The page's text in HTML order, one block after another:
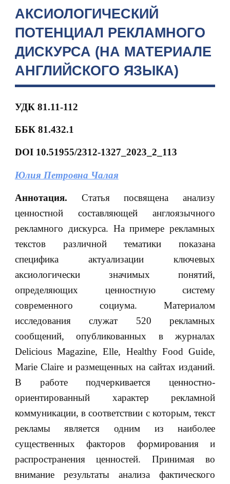
АКСИОЛОГИЧЕСКИЙ
ПОТЕНЦИАЛ РЕКЛАМНОГО
ДИСКУРСА (НА МАТЕРИАЛЕ
АНГЛИЙСКОГО ЯЗЫКА)
УДК 81.11-112
ББК81.432.1
DOI10.51955/2312-1327_2023_2_113
Юлия Петровна Чалая
Аннотация. Статья посвящена анализу
ценностной составляющей англоязычного
рекламного дискурса. На примере рекламных
текстов различной тематики показана
специфика актуализации ключевых
аксиологически значимых понятий,
определяющих ценностную систему
современного социума. Материалом
исследования служат 520 рекламных
сообщений, опубликованных в журналах
Delicious Magazine, Elle, Healthy Food Guide,
Marie Claire и размещенных на сайтах изданий.
В работе подчеркивается ценностно-
ориентированный характер рекламной
коммуникации, в соответствии с которым, текст
рекламы является одним из наиболее
существенных факторов формирования и
распространения ценностей. Принимая во
внимание результаты анализа фактического